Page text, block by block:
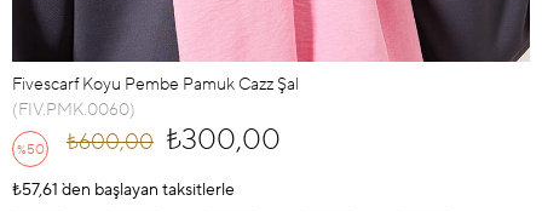
Fivescarf Koyu Pembe Pamuk Cazz Şal
(FIV.PMK.0060)
%50
İndirim
₺600,00 ₺300,00
₺57,61 `den başlayan taksitlerle